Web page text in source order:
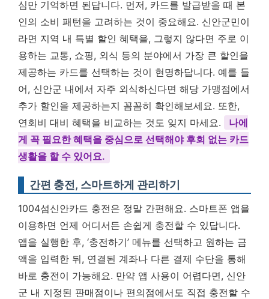
심만 기억하면 된답니다. 먼저, 카드를 발급받을 때 본
인의 소비 패턴을 고려하는 것이 중요해요. 신안군민이
라면 지역 내 특별 할인 혜택을, 그렇지 않다면 주로 이
용하는 교통, 쇼핑, 외식 등의 분야에서 가장 큰 할인을
제공하는 카드를 선택하는 것이 현명하답니다. 예를 들
어, 신안군 내에서 자주 외식하신다면 해당 가맹점에서
추가 할인을 제공하는지 꼼꼼히 확인해보세요. 또한,
연회비 대비 혜택을 비교하는 것도 잊지 마세요.
나에
게 꼭 필요한 혜택을 중심으로 선택해야 후회 없는 카드
생활을 할 수 있어요.
간편 충전, 스마트하게 관리하기
1004섬신안카드 충전은 정말 간편해요. 스마트폰 앱을
이용하면 언제 어디서든 손쉽게 충전할 수 있답니다.
앱을 실행한 후, ‘충전하기’ 메뉴를 선택하고 원하는 금
액을 입력한 뒤, 연결된 계좌나 다른 결제 수단을 통해
바로 충전이 가능해요. 만약 앱 사용이 어렵다면, 신안
군 내 지정된 판매점이나 편의점에서도 직접 충전할 수